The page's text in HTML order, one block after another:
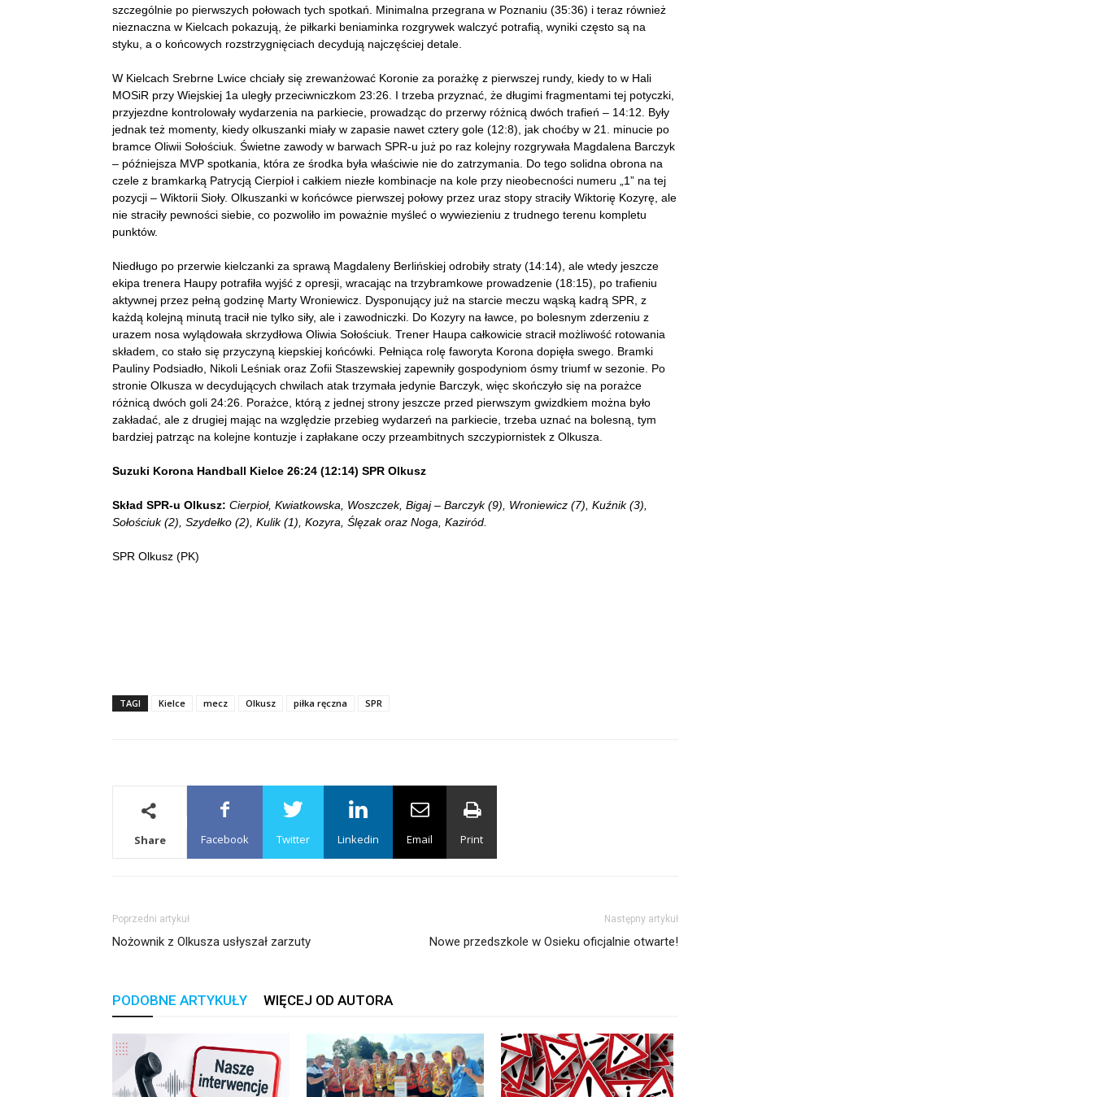
szczególnie po pierwszych połowach tych spotkań. Minimalna przegrana w Poznaniu (35:36) i teraz również
nieznaczna w Kielcach pokazują, że piłkarki beniaminka rozgrywek walczyć potrafią, wyniki często są na
styku, a o końcowych rozstrzygnięciach decydują najczęściej detale.
W Kielcach Srebrne Lwice chciały się zrewanżować Koronie za porażkę z pierwszej rundy, kiedy to w Hali
MOSiR przy Wiejskiej 1a uległy przeciwniczkom 23:26. I trzeba przyznać, że długimi fragmentami tej potyczki,
przyjezdne kontrolowały wydarzenia na parkiecie, prowadząc do przerwy różnicą dwóch trafień – 14:12. Były
jednak też momenty, kiedy olkuszanki miały w zapasie nawet cztery gole (12:8), jak choćby w 21. minucie po
bramce Oliwii Sołościuk. Świetne zawody w barwach SPR-u już po raz kolejny rozgrywała Magdalena Barczyk
– późniejsza MVP spotkania, która ze środka była właściwie nie do zatrzymania. Do tego solidna obrona na
czele z bramkarką Patrycją Cierpioł i całkiem niezłe kombinacje na kole przy nieobecności numeru „1” na tej
pozycji – Wiktorii Sioły. Olkuszanki w końcówce pierwszej połowy przez uraz stopy straciły Wiktorię Kozyrę, ale
nie straciły pewności siebie, co pozwoliło im poważnie myśleć o wywiezieniu z trudnego terenu kompletu
punktów.
Niedługo po przerwie kielczanki za sprawą Magdaleny Berlińskiej odrobiły straty (14:14), ale wtedy jeszcze
ekipa trenera Haupy potrafiła wyjść z opresji, wracając na trzybramkowe prowadzenie (18:15), po trafieniu
aktywnej przez pełną godzinę Marty Wroniewicz. Dysponujący już na starcie meczu wąską kadrą SPR, z
każdą kolejną minutą tracił nie tylko siły, ale i zawodniczki. Do Kozyry na ławce, po bolesnym zderzeniu z
urazem nosa wylądowała skrzydłowa Oliwia Sołościuk. Trener Haupa całkowicie stracił możliwość rotowania
składem, co stało się przyczyną kiepskiej końcówki. Pełniąca rolę faworyta Korona dopięła swego. Bramki
Pauliny Podsiadło, Nikoli Leśniak oraz Zofii Staszewskiej zapewniły gospodyniom ósmy triumf w sezonie. Po
stronie Olkusza w decydujących chwilach atak trzymała jedynie Barczyk, więc skończyło się na porażce
różnicą dwóch goli 24:26. Porażce, którą z jednej strony jeszcze przed pierwszym gwizdkiem można było
zakładać, ale z drugiej mając na względzie przebieg wydarzeń na parkiecie, trzeba uznać na bolesną, tym
bardziej patrząc na kolejne kontuzje i zapłakane oczy przeambitnych szczypiornistek z Olkusza.
Suzuki Korona Handball Kielce 26:24 (12:14) SPR Olkusz
Skład SPR-u Olkusz: Cierpioł, Kwiatkowska, Woszczek, Bigaj – Barczyk (9), Wroniewicz (7), Kuźnik (3),
Sołościuk (2), Szydełko (2), Kulik (1), Kozyra, Ślęzak oraz Noga, Kaziród.
SPR Olkusz (PK)
TAGI Kielce mecz Olkusz piłka ręczna SPR
Share Facebook Twitter Linkedin Email Print
Poprzedni artykuł
Nożownik z Olkusza usłyszał zarzuty
Następny artykuł
Nowe przedszkole w Osieku oficjalnie otwarte!
PODOBNE ARTYKUŁY WIĘCEJ OD AUTORA